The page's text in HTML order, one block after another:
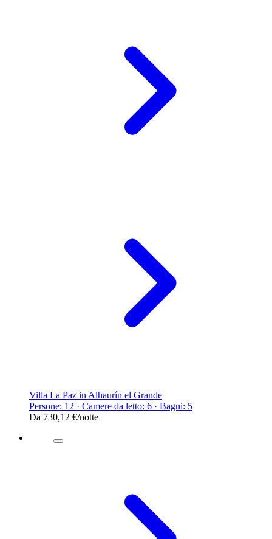
Villa La Paz in Alhaurín el Grande
Persone: 12 · Camere da letto: 6 · Bagni: 5
Da 730,12 €/notte